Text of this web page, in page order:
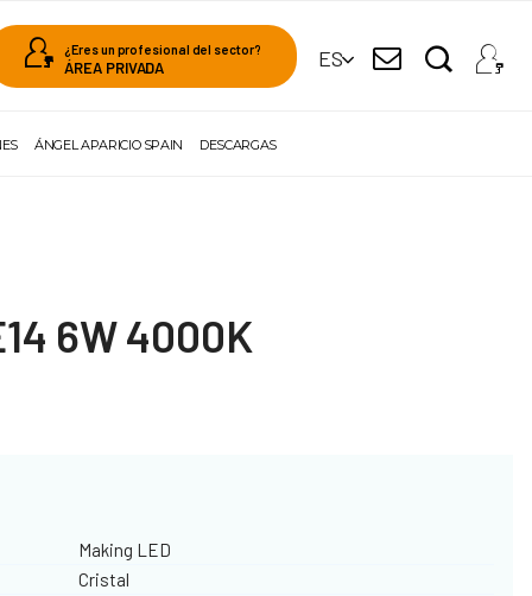
¿Eres un profesional del sector?
ÁREA PRIVADA ES
ÁNGEL APARICIO SPAIN DESCARGAS
6W 4000K
Making LED
Cristal